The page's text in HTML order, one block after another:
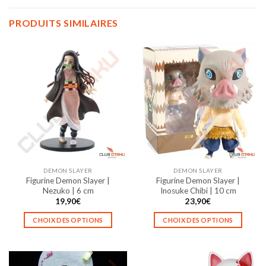
PRODUITS SIMILAIRES
DEMON SLAYER
Figurine Demon Slayer |
Nezuko | 6 cm
19,90€
CHOIX DES OPTIONS
a
DEMON SLAYER
Figurine Demon Slayer |
Inosuke Chibi | 10 cm
23,90€
CHOIX DES OPTIONS